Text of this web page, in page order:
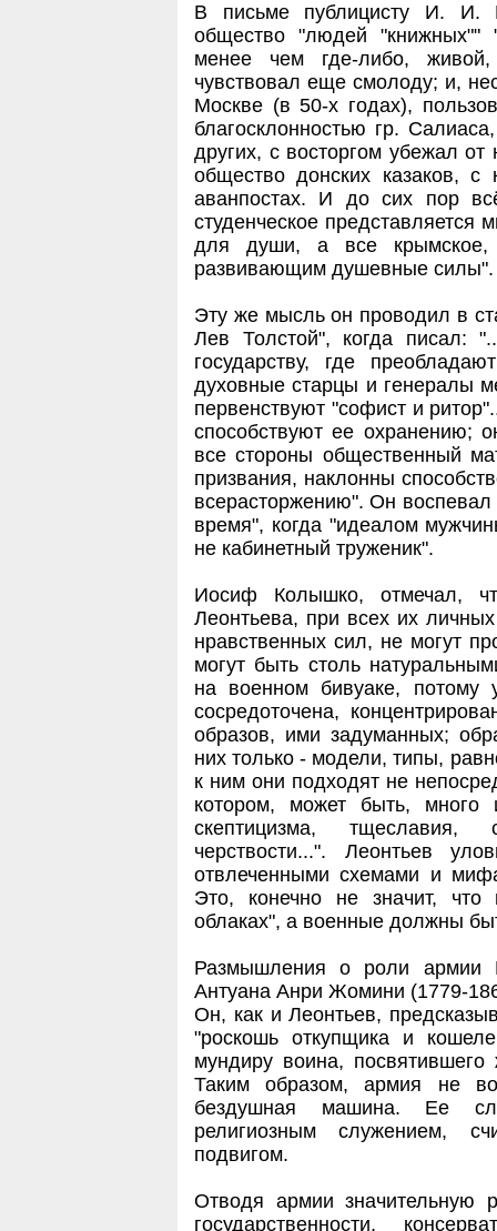
В письме публицисту И. И.
общество "людей "книжных""
менее чем где-либо,
чувствовал еще смолоду; и,
Москве (в 50-х годах),
благосклонностью гр.
других, с восторгом убежал
общество донских казаков,
аванпостах. И до сих пор
студенческое
для души, а все
развивающим душевные силы".
Эту же мысль он проводил в
Лев Толстой", когда писал:
государству, где
духовные старцы и генералы
первенствуют "софист и
способствуют ее охранению;
все стороны общественный
призвания, наклонны
всерасторжению". Он
время", когда "идеалом
не кабинетный труженик".
Иосиф Колышко, отмечал,
Леонтьева, при всех их
нравственных сил, не могут
могут быть столь
на военном бивуаке, потому
сосредоточена,
образов, ими задуманных;
них только - модели, типы,
к ним они подходят не
котором, может быть, много
скептицизма, тщеславия,
черствости...". Леонтьев
отвлеченными схемами и
Это, конечно не значит, что
облаках", а военные должны
Размышления о роли армии
Антуана Анри Жомини (1779-
Он, как и Леонтьев,
"роскошь откупщика и
мундиру воина, посвятившего
Таким образом, армия не
бездушная машина. Ее
религиозным служением,
подвигом.
Отводя армии значительную
государственности,